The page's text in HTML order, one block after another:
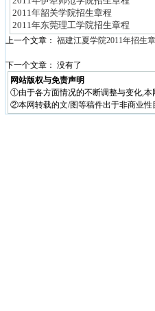
2011年韶关学院招生章程
2011年东莞理工学院招生章程
上一个文章： 福建江夏学院2011年招生
下一个文章： 没有了
网站版权与免责声明
①由于各方面情况的不断调整与变化,本
②本网转载的文/图等稿件出于非商业性